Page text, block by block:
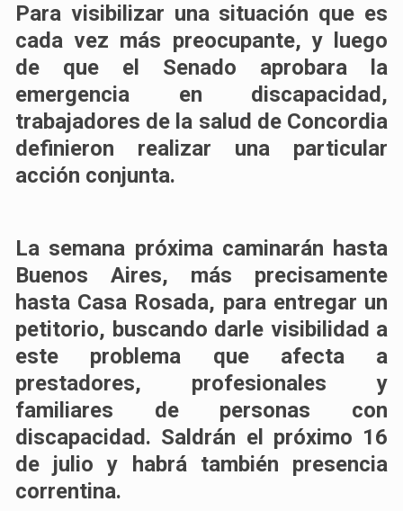
Para visibilizar una situación que es
cada vez más preocupante, y luego
de que el Senado aprobara la
emergencia en discapacidad,
trabajadores de la salud de Concordia
definieron realizar una particular
acción conjunta.
La semana próxima caminarán hasta
Buenos Aires, más precisamente
hasta Casa Rosada, para entregar un
petitorio, buscando darle visibilidad a
este problema que afecta a
prestadores, profesionales y
familiares de personas con
discapacidad. Saldrán el próximo 16
de julio y habrá también presencia
correntina.